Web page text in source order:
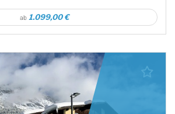
ab 1.099,00 €